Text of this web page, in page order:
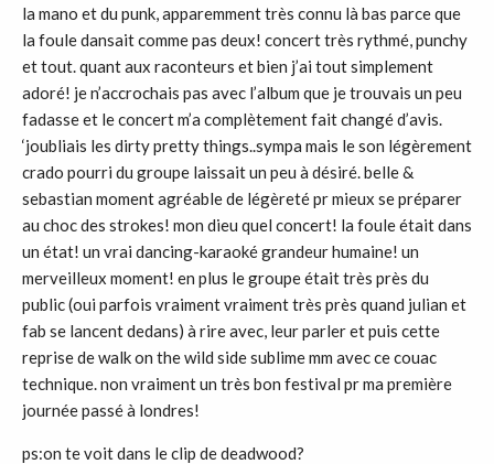
la mano et du punk, apparemment très connu là bas parce que
la foule dansait comme pas deux! concert très rythmé, punchy
et tout. quant aux raconteurs et bien j’ai tout simplement
adoré! je n’accrochais pas avec l’album que je trouvais un peu
fadasse et le concert m’a complètement fait changé d’avis.
‘joubliais les dirty pretty things..sympa mais le son légèrement
crado pourri du groupe laissait un peu à désiré. belle &
sebastian moment agréable de légèreté pr mieux se préparer
au choc des strokes! mon dieu quel concert! la foule était dans
un état! un vrai dancing-karaoké grandeur humaine! un
merveilleux moment! en plus le groupe était très près du
public (oui parfois vraiment vraiment très près quand julian et
fab se lancent dedans) à rire avec, leur parler et puis cette
reprise de walk on the wild side sublime mm avec ce couac
technique. non vraiment un très bon festival pr ma première
journée passé à londres!
ps:on te voit dans le clip de deadwood?